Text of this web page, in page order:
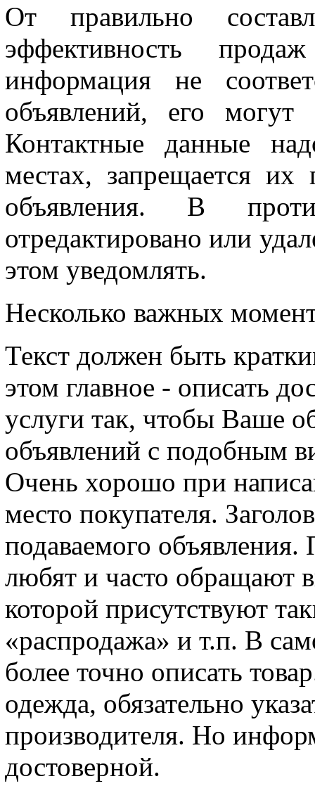
От правильно
эффективность
информация не
объявлений, его могут
Контактные данные
местах, запрещается их
объявления. В
отредактировано или
этом уведомлять.
Несколько важных
Текст должен быть
этом главное - описать
услуги так, чтобы Ваше
объявлений с подобным
Очень хорошо при
место покупателя.
подаваемого
любят и часто обращают
которой присутствуют
«распродажа» и т.п. В
более точно описать
одежда, обязательно
производителя. Но
достоверной.